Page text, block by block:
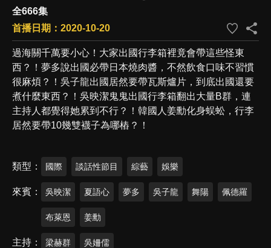
全666集
首播日期：2020-10-20
過海關千萬要小心！大家出國行李箱裡竟會帶這些怪東
西？！夢多說出國必帶日本燒肉醬，不然飲食口味不習慣
很麻煩？！吳子龍出國居然要帶瓦斯爐片，到底出國還要
煮什麼東西？！吳映潔鬼鬼出國行李箱翻出大量B群，連
主持人都覺得她累到不行？！韓國人姜勳化身蜈蚣，行李
居然要帶10幾雙襪子為哪樁？！
類型 國際 談話性節目 綜藝 娛樂
來賓 吳映潔 夏語心 夢多 吳子龍 舞陽 佩德羅
布萊恩 姜勳
主持 梁赫群 吳姍儒